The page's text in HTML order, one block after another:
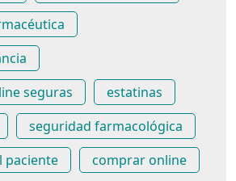
seguras
estatinas
seguridad farmacológica
paciente
comprar online